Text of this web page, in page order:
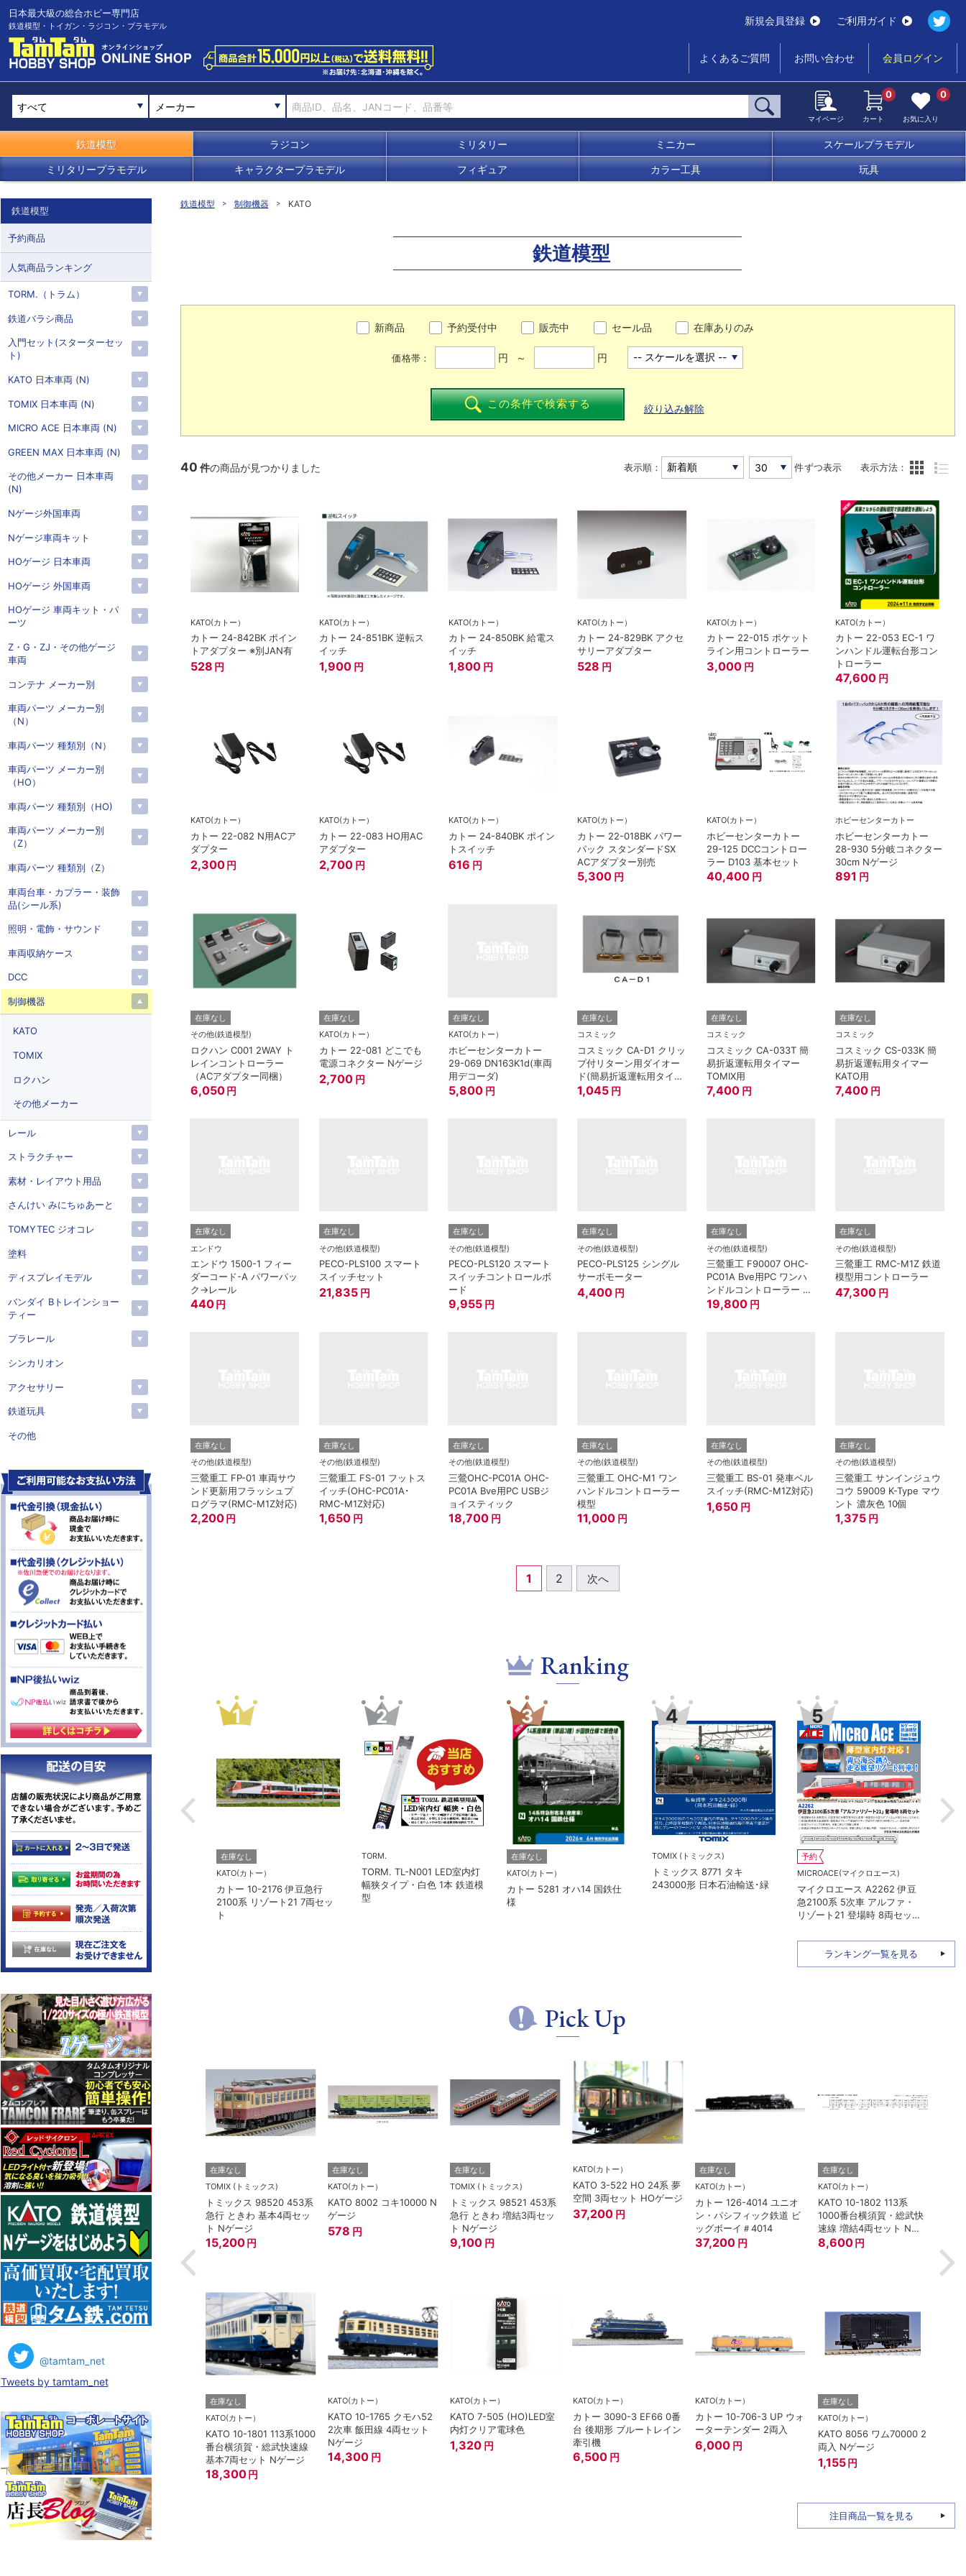
日本最大級の総合ホビー専門店
鉄道模型・トイガン・ラジコン・プラモデル 新規会員登録 ご利用ガイド
よくあるご質問 お問い合わせ 会員ログイン
メーカー
マイページ カート
0
お気に入り
0
鉄道模型 ラジコン ミリタリー ミニカー スケールプラモデル
ミリタリープラモデル キャラクタープラモデル フィギュア カラー工具 玩具
鉄道模型 制御機器 KATO
鉄道模型
新商品 予約受付中 販売中 セール品 在庫ありのみ
価格帯： 円 ～ 円
この条件で検索する 絞り込み解除
40 件の商品が見つかりました 表示順： 件ずつ表示 表示方法：
KATO(カトー）
カトー 24-842BK ポイン
トアダプター ※別JAN有
528 円
KATO(カトー）
カトー 24-851BK 逆転ス
イッチ
1,900 円
KATO(カトー）
カトー 24-850BK 給電ス
イッチ
1,800 円
KATO(カトー）
カトー 24-829BK アクセ
サリーアダプター
528 円
KATO(カトー）
カトー 22-015 ポケット
ライン用コントローラー
3,000 円
KATO(カトー）
カトー 22-053 EC-1 ワ
ンハンドル運転台形コン
トローラー
47,600 円
KATO(カトー）
カトー 22-082 N用ACア
ダプター
2,300 円
KATO(カトー）
カトー 22-083 HO用AC
アダプター
2,700 円
KATO(カトー）
カトー 24-840BK ポイン
トスイッチ
616 円
KATO(カトー）
カトー 22-018BK パワー
パック スタンダードSX
ACアダプター別売
5,300 円
KATO(カトー）
ホビーセンターカトー
29-125 DCCコントロー
ラー D103 基本セット
40,400 円
ホビーセンターカトー
ホビーセンターカトー
28-930 5分岐コネクター
30cm Nゲージ
891 円
在庫なし
その他(鉄道模型)
ロクハン C001 2WAY ト
レインコントローラー
（ACアダプター同梱）
6,050 円
在庫なし
KATO(カトー）
カトー 22-081 どこでも
電源コネクター Nゲージ
2,700 円
在庫なし
KATO(カトー）
ホビーセンターカトー
29-069 DN163K1d(車両
用デコーダ)
5,800 円
在庫なし
コスミック
コスミック CA-D1 クリッ
プ付リターン用ダイオー
ド(簡易折返運転用タイマ
ー用)
1,045 円
在庫なし
コスミック
コスミック CA-033T 簡
易折返運転用タイマー
TOMIX用
7,400 円
在庫なし
コスミック
コスミック CS-033K 簡
易折返運転用タイマー
KATO用
7,400 円
在庫なし
エンドウ
エンドウ 1500-1 フィー
ダーコード-A パワーパッ
ク→レール
440 円
在庫なし
その他(鉄道模型)
PECO-PLS100 スマート
スイッチセット
21,835 円
在庫なし
その他(鉄道模型)
PECO-PLS120 スマート
スイッチコントロールボ
ード
9,955 円
在庫なし
その他(鉄道模型)
PECO-PLS125 シングル
サーボモーター
4,400 円
在庫なし
その他(鉄道模型)
三鶯重工 F90007 OHC-
PC01A Bve用PC ワンハ
ンドルコントローラー ※
別JAN有
19,800 円
在庫なし
その他(鉄道模型)
三鶯重工 RMC-M1Z 鉄道
模型用コントローラー
47,300 円
在庫なし
その他(鉄道模型)
三鶯重工 FP-01 車両サウ
ンド更新用フラッシュプ
ログラマ(RMC-M1Z対応)
2,200 円
在庫なし
その他(鉄道模型)
三鶯重工 FS-01 フットス
イッチ(OHC-PC01A･
RMC-M1Z対応)
1,650 円
在庫なし
その他(鉄道模型)
三鶯OHC-PC01A OHC-
PC01A Bve用PC USBジ
ョイスティック
18,700 円
在庫なし
その他(鉄道模型)
三鶯重工 OHC-M1 ワン
ハンドルコントローラー
模型
11,000 円
在庫なし
その他(鉄道模型)
三鶯重工 BS-01 発車ベル
スイッチ(RMC-M1Z対応)
1,650 円
在庫なし
その他(鉄道模型)
三鶯重工 サンインジュウ
コウ 59009 K-Type マウ
ント 濃灰色 10個
1,375 円
1 2 次へ
Ranking
伊豆急行
2
TORM. TL-N001 LED室内灯
幅狭タイプ・白色 1本 鉄道模
型
在庫なし
KATO(カトー）
カトー 5281 オハ14 国鉄仕
様
トミックス 8771 タキ
243000形 日本石油輸送･緑
5
予約
MICROACE(マイクロエース)
マイクロエース A2262 伊豆
6
TOMIX (トミックス)
トミックス 8770 タキ
243000形 日本オイルターミ
7
TORM. TL-N013 LED室内灯
Kタイプ・白色 1本 鉄道模型
ランキング一覧を見る
Pick Up
）
825 延長コー
）
KATO(カトー）
KATO 11-704 カプラー密
連形 A グレー (20個入)
(アーノルドカプラー用対
応)
352 円
在庫なし
TOMIX (トミックス)
トミックス 98520 453系
急行 ときわ 基本4両セッ
ト Nゲージ
15,200 円
在庫なし
KATO(カトー）
KATO 8002 コキ10000 N
ゲージ
578 円
在庫なし
TOMIX (トミックス)
トミックス 98521 453系
急行 ときわ 増結3両セッ
ト Nゲージ
9,100 円
KATO(カトー）
KATO 3-522 HO 24系 夢
空間 3両セット HOゲージ
37,200 円
在庫なし
KATO(カトー）
カトー 126-4014 ユニオ
ン・パシフィック鉄道 ビ
ッグボーイ＃4014
37,200 円
在庫なし
KATO(カトー）
KATO 10-1802 113系
1000番台横須賀・総武快
速線 増結4両セット Nゲ
ージ
8,600 円
在庫なし
KATO(カトー）
KATO 10-1801 113系1000
番台横須賀・総武快速線
基本7両セット Nゲージ
18,300 円
KATO(カトー）
KATO 10-1765 クモハ52
2次車 飯田線 4両セット
Nゲージ
14,300 円
KATO(カトー）
KATO 7-505 (HO)LED室
内灯クリア電球色
1,320 円
KATO(カトー）
カトー 3090-3 EF66 0番
台 後期形 ブルートレイン
牽引機
6,500 円
KATO(カトー）
カトー 10-706-3 UP ウォ
ーターテンダー 2両入
6,000 円
在庫なし
KATO(カトー）
KATO 8056 ワム70000 2
両入 Nゲージ
1,155 円
注目商品一覧を見る
鉄道模型
予約商品
人気商品ランキング
TORM.（トラム）
鉄道バラシ商品
入門セット(スターターセッ
ト)
KATO 日本車両 (N)
TOMIX 日本車両 (N)
MICRO ACE 日本車両 (N)
GREEN MAX 日本車両 (N)
その他メーカー 日本車両
(N)
Nゲージ外国車両
Nゲージ車両キット
HOゲージ 日本車両
HOゲージ 外国車両
HOゲージ 車両キット・パ
ーツ
Z・G・ZJ・その他ゲージ
車両
コンテナ メーカー別
車両パーツ メーカー別
（N）
車両パーツ 種類別（N）
車両パーツ メーカー別
（HO）
車両パーツ 種類別（HO)
車両パーツ メーカー別
（Z）
車両パーツ 種類別（Z）
車両台車・カプラー・装飾
品(シール系)
照明・電飾・サウンド
車両収納ケース
DCC
制御機器
KATO
TOMIX
ロクハン
その他メーカー
レール
ストラクチャー
素材・レイアウト用品
さんけい みにちゅあーと
TOMYTEC ジオコレ
塗料
ディスプレイモデル
バンダイ Bトレインショー
ティー
プラレール
シンカリオン
アクセサリー
鉄道玩具
その他
@tamtam_net
Tweets by tamtam_net